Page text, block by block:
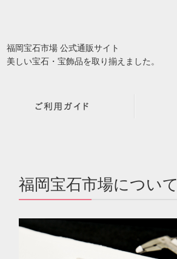
福岡宝石市場 公式通販サイト
美しい宝石・宝飾品を取り揃えました。
福岡宝石市場について